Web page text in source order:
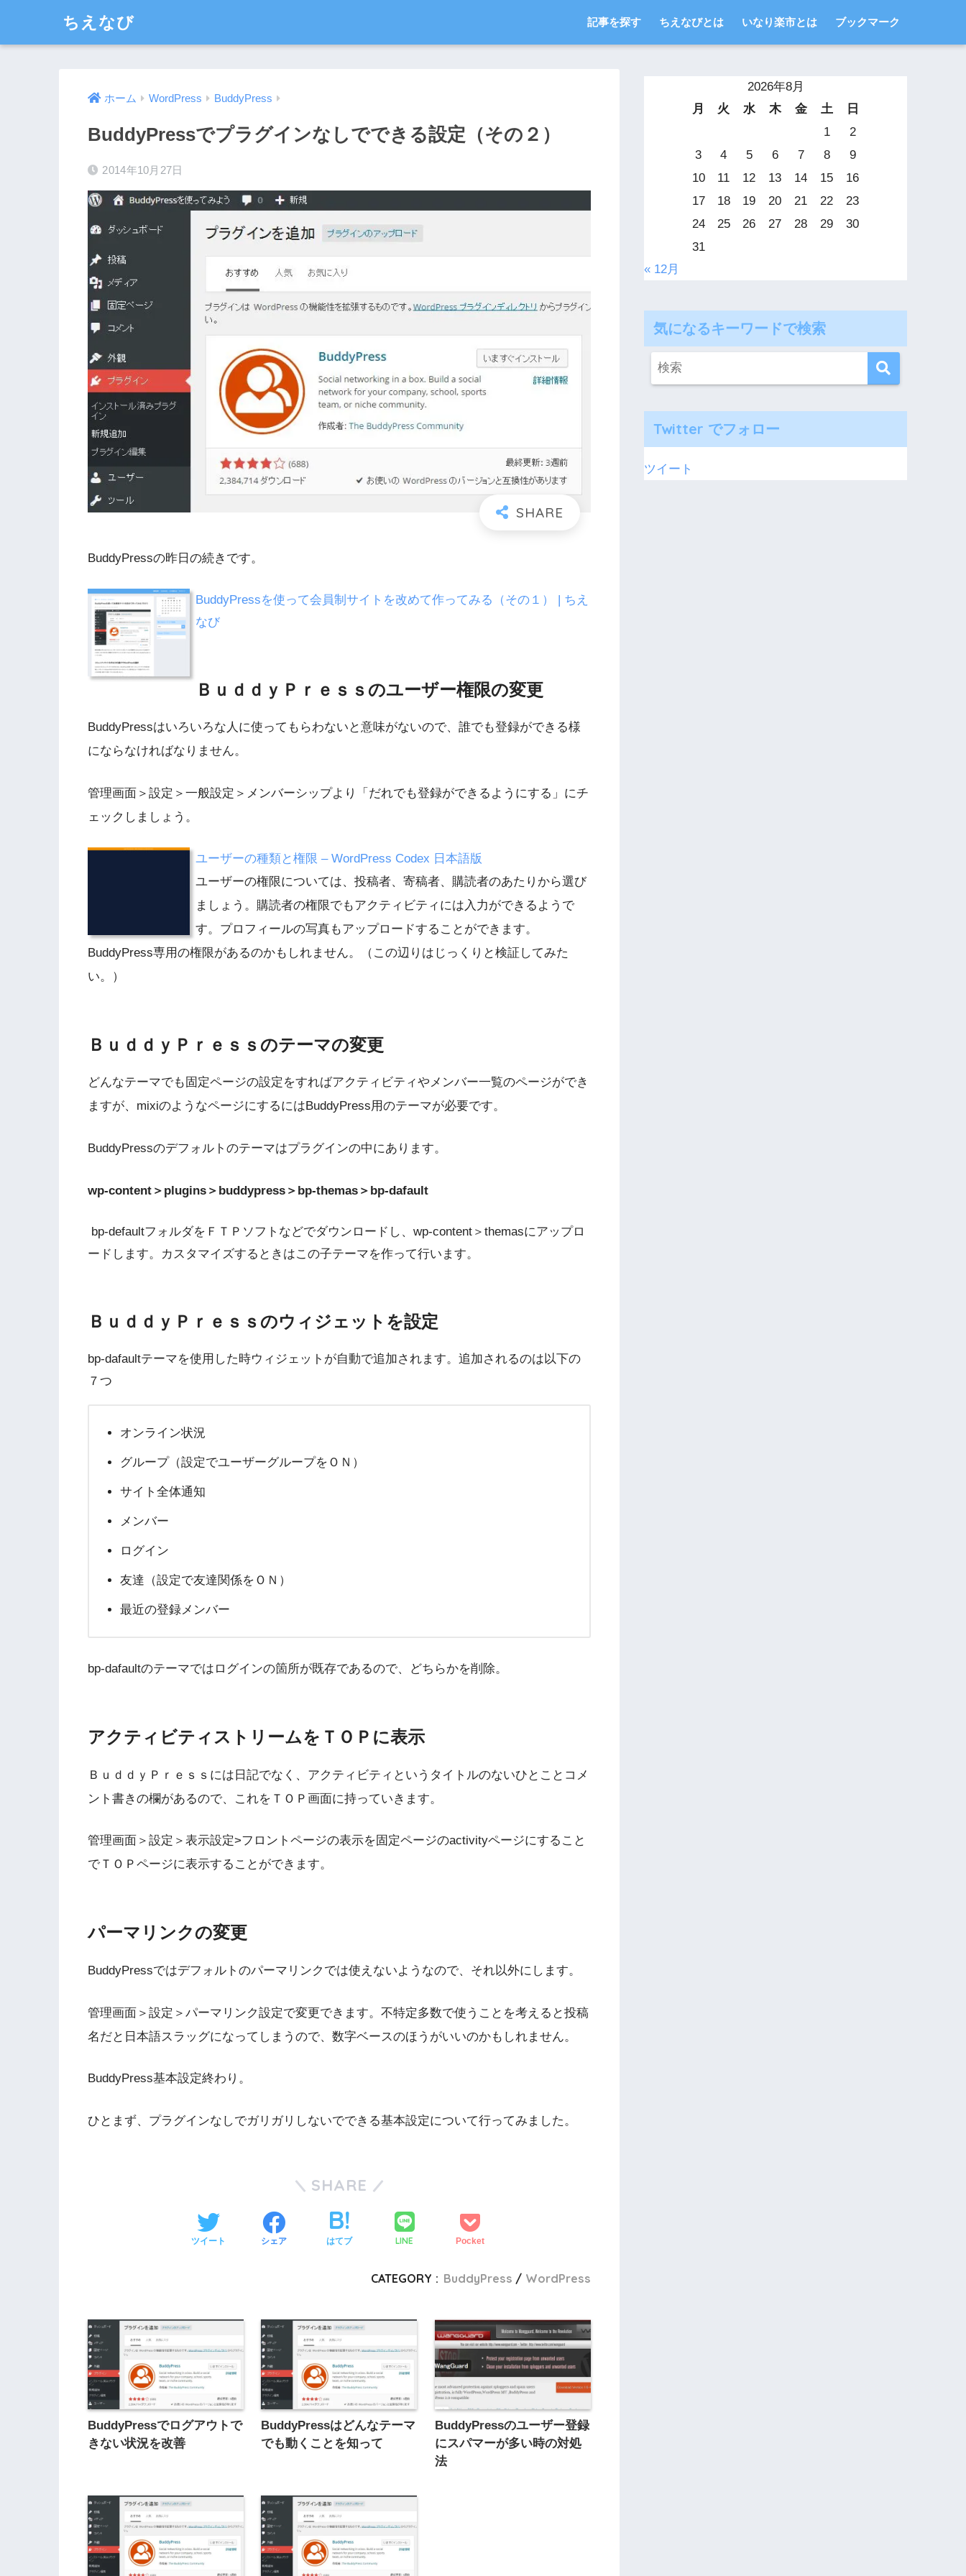
ちえなび 記事を探す ちえなびとは いなり楽市とは ブックマーク
ホーム WordPress BuddyPress
BuddyPressでプラグインなしでできる設定（その２）
2014年10月27日
BuddyPressの昨日の続きです。
BuddyPressを使って会員制サイトを改めて作ってみる（その１） | ちえ
なび
ＢｕｄｄｙＰｒｅｓｓのユーザー権限の変更
BuddyPressはいろいろな人に使ってもらわないと意味がないので、誰でも登録ができる様
にならなければなりません。
管理画面＞設定＞一般設定＞メンバーシップより「だれでも登録ができるようにする」にチ
ェックしましょう。
ユーザーの種類と権限 – WordPress Codex 日本語版
ユーザーの権限については、投稿者、寄稿者、購読者のあたりから選び
ましょう。購読者の権限でもアクティビティには入力ができるようで
す。プロフィールの写真もアップロードすることができます。
BuddyPress専用の権限があるのかもしれません。（この辺りはじっくりと検証してみた
い。）
ＢｕｄｄｙＰｒｅｓｓのテーマの変更
どんなテーマでも固定ページの設定をすればアクティビティやメンバー一覧のページができ
ますが、mixiのようなページにするにはBuddyPress用のテーマが必要です。
BuddyPressのデフォルトのテーマはプラグインの中にあります。
wp-content＞plugins＞buddypress＞bp-themas＞bp-dafault
bp-defaultフォルダをＦＴＰソフトなどでダウンロードし、wp-content＞themasにアップロ
ードします。カスタマイズするときはこの子テーマを作って行います。
ＢｕｄｄｙＰｒｅｓｓのウィジェットを設定
bp-dafaultテーマを使用した時ウィジェットが自動で追加されます。追加されるのは以下の
７つ
オンライン状況
グループ（設定でユーザーグループをＯＮ）
サイト全体通知
メンバー
ログイン
友達（設定で友達関係をＯＮ）
最近の登録メンバー
bp-dafaultのテーマではログインの箇所が既存であるので、どちらかを削除。
アクティビティストリームをＴＯＰに表示
ＢｕｄｄｙＰｒｅｓｓには日記でなく、アクティビティというタイトルのないひとことコメ
ント書きの欄があるので、これをＴＯＰ画面に持っていきます。
管理画面＞設定＞表示設定>フロントページの表示を固定ページのactivityページにすること
でＴＯＰページに表示することができます。
パーマリンクの変更
BuddyPressではデフォルトのパーマリンクでは使えないようなので、それ以外にします。
管理画面＞設定＞パーマリンク設定で変更できます。不特定多数で使うことを考えると投稿
名だと日本語スラッグになってしまうので、数字ベースのほうがいいのかもしれません。
BuddyPress基本設定終わり。
ひとまず、プラグインなしでガリガリしないでできる基本設定について行ってみました。
SHARE
ツイート シェア はてブ LINE Pocket
CATEGORY : BuddyPress WordPress
BuddyPressでログアウトで
きない状況を改善
BuddyPressはどんなテーマ
でも動くことを知って
BuddyPressのユーザー登録
にスパマーが多い時の対処
法
2026年8月
月
火 水 木 金 土
日
1
2
3
4 5 6 7 8
9
10
11 12 13 14 15
16
17
18 19 20 21 22
23
24
25 26 27 28 29
30
31
« 12月
気になるキーワードで検索
Twitter でフォロー
ツイート